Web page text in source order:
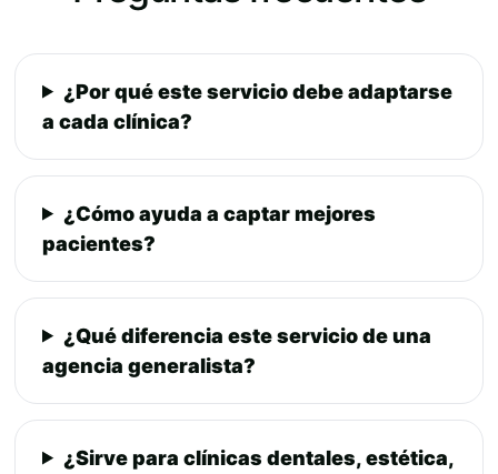
¿Por qué este servicio debe adaptarse
a cada clínica?
¿Cómo ayuda a captar mejores
pacientes?
¿Qué diferencia este servicio de una
agencia generalista?
¿Sirve para clínicas dentales, estética,